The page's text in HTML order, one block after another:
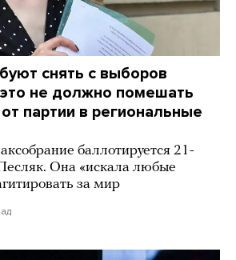
снять с выборов
не должно помешать
партии в региональные
баллотируется 21-
Она «искала любые
за мир